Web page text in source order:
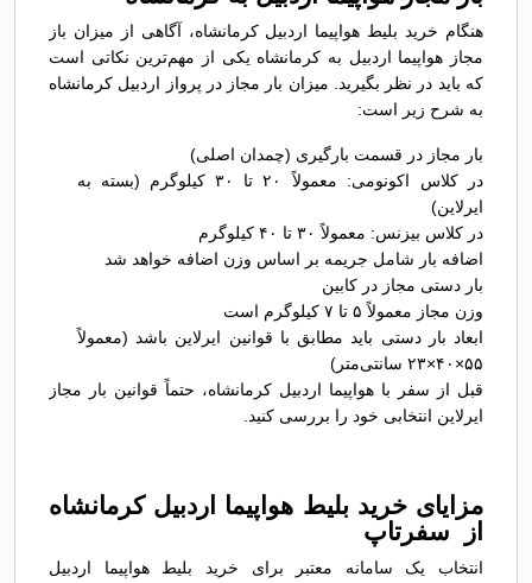
هنگام خرید بلیط هواپیما اردبیل کرمانشاه، آگاهی از میزان باز
مجاز هواپیما اردبیل به کرمانشاه یکی از مهم‌ترین نکاتی است
که باید در نظر بگیرید. میزان بار مجاز در پرواز اردبیل کرمانشاه
به شرح زیر است:
بار مجاز در قسمت بارگیری (چمدان اصلی)
در کلاس اکونومی: معمولاً ۲۰ تا ۳۰ کیلوگرم (بسته به
ایرلاین)
در کلاس بیزنس: معمولاً ۳۰ تا ۴۰ کیلوگرم
اضافه بار شامل جریمه بر اساس وزن اضافه خواهد شد
بار دستی مجاز در کابین
وزن مجاز معمولاً ۵ تا ۷ کیلوگرم است
ابعاد بار دستی باید مطابق با قوانین ایرلاین باشد (معمولاً
۵۵×۴۰×۲۳ سانتی‌متر)
قبل از سفر با هواپیما اردبیل کرمانشاه، حتماً قوانین بار مجاز
ایرلاین انتخابی خود را بررسی کنید.
مزایای خرید بلیط هواپیما اردبیل کرمانشاه
از سفرتاپ
انتخاب یک سامانه معتبر برای خرید بلیط هواپیما اردبیل